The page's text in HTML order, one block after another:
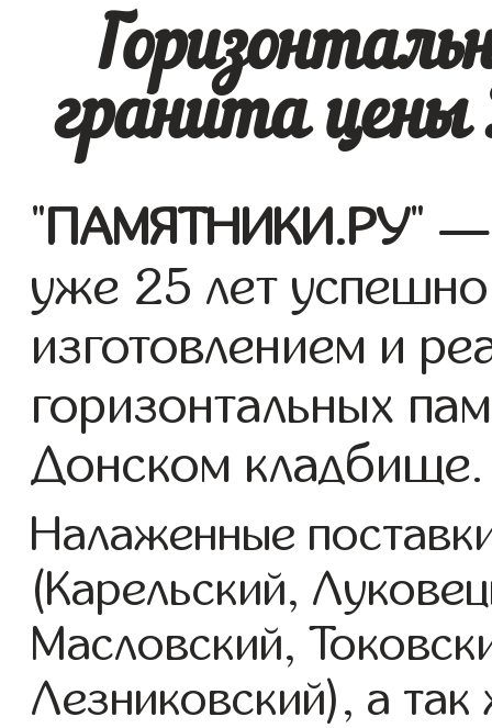
гранита цены
"ПАМЯТНИКИ.РУ" —
уже 25 лет
изготовлением и
горизонтальных
Донском кладбище.
Налаженные
(Карельский,
Масловский,
Лезниковский), а